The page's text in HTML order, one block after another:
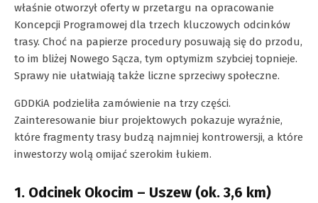
właśnie otworzył oferty w przetargu na opracowanie
Koncepcji Programowej dla trzech kluczowych odcinków
trasy. Choć na papierze procedury posuwają się do przodu,
to im bliżej Nowego Sącza, tym optymizm szybciej topnieje.
Sprawy nie ułatwiają także liczne sprzeciwy społeczne.
GDDKiA podzieliła zamówienie na trzy części.
Zainteresowanie biur projektowych pokazuje wyraźnie,
które fragmenty trasy budzą najmniej kontrowersji, a które
inwestorzy wolą omijać szerokim łukiem.
1. Odcinek Okocim – Uszew (ok. 3,6 km)